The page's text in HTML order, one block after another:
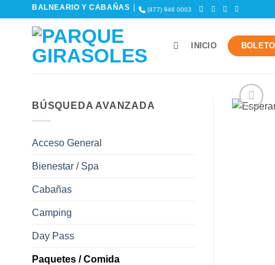
BALNEARIO Y CABAÑAS | (477) 946 0003
INICIO
BÚSQUEDA AVANZADA
Acceso General
Bienestar / Spa
Cabañas
Camping
Day Pass
Paquetes / Comida